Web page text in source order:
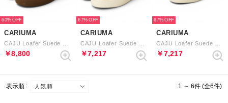
60%
CARIUMA
￥8,800
67%
CARIUMA
￥7,217
67%
CARIUMA
￥7,217
表示順 : 1 ～ 6件 (全6件)